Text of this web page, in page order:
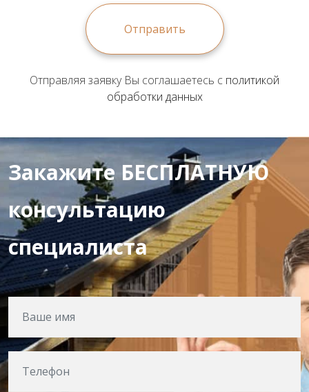
Отправить
Отправляя заявку Вы соглашаетесь с политикой
обработки данных
Закажите БЕСПЛАТНУЮ
консультацию
специалиста